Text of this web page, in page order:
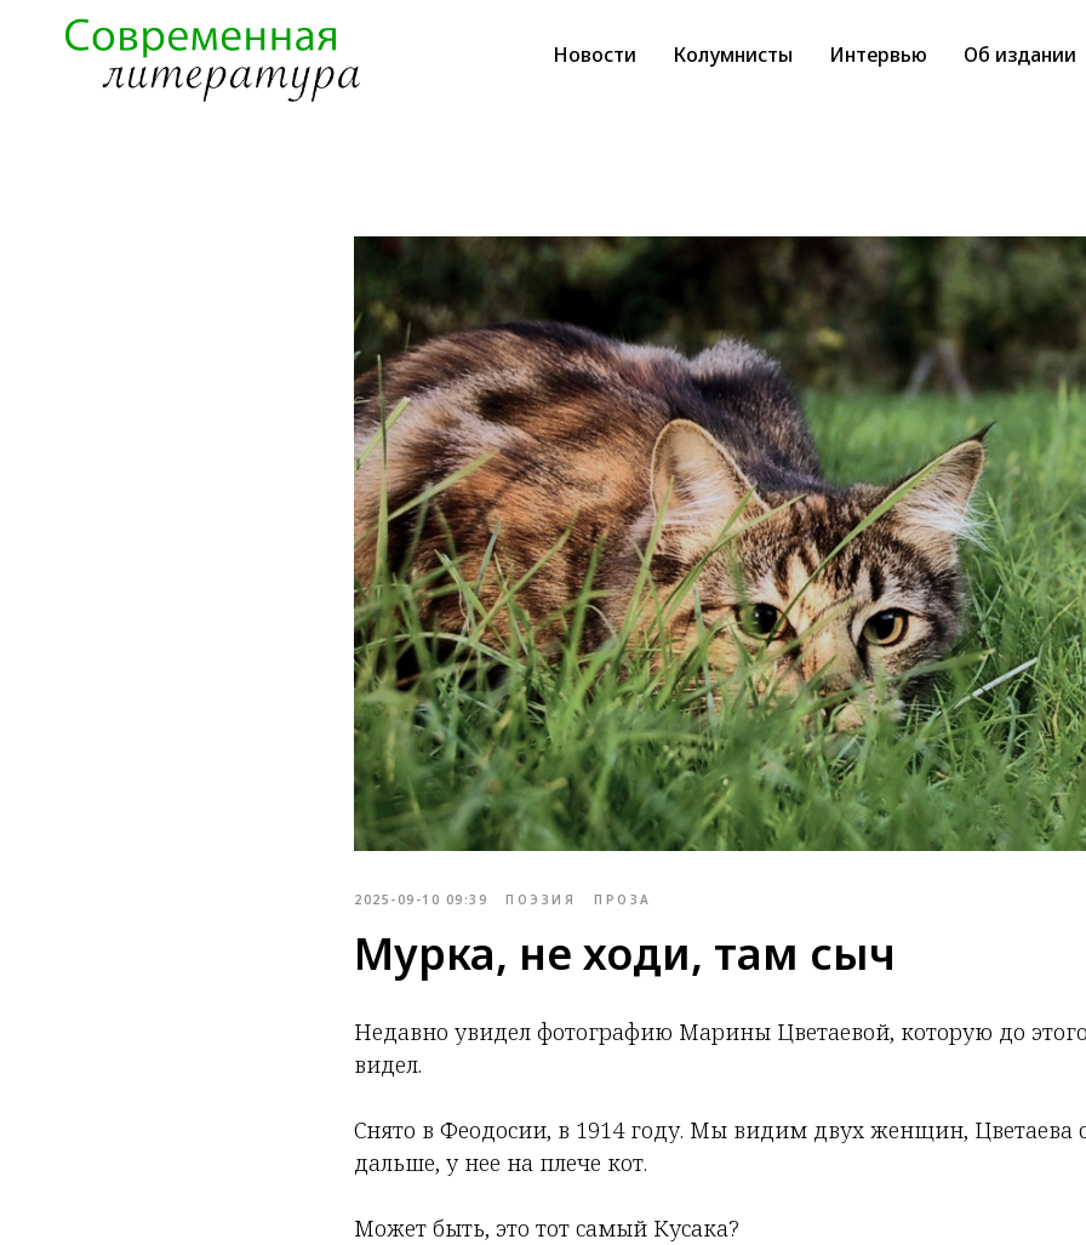
Новости Колумнисты Интервью Об издании
2025-09-10 09:39 ПОЭЗИЯ ПРОЗА
Мурка, не ходи, там сыч
Недавно увидел фотографию Марины Цветаевой, которую до
видел.
Снято в Феодосии, в 1914 году. Мы видим двух женщин, Цветаева
дальше, у нее на плече кот.
Может быть, это тот самый Кусака?